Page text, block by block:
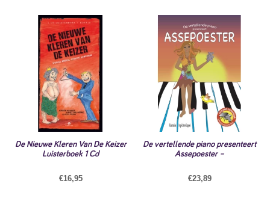
De Nieuwe Kleren Van De Keizer
Luisterboek 1 Cd
€16,95
De vertellende piano presenteert
Assepoester –
€23,89